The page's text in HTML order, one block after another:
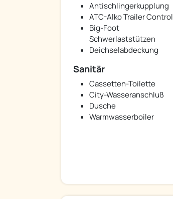
Antischlingerkupplung
ATC-Alko Trailer Control
Big-Foot
Schwerlaststützen
Deichselabdeckung
Sanitär
Cassetten-Toilette
City-Wasseranschluß
Dusche
Warmwasserboiler